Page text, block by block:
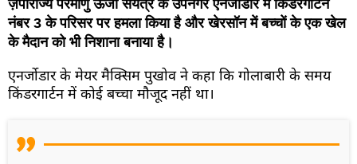
ज़पोरोज्ये परमाणु ऊर्जा संयंत्र के उपनगर एनर्जोडार में किंडरगार्टन
नंबर 3 के परिसर पर हमला किया है और खेरसॉन में बच्चों के एक खेल
के मैदान को भी निशाना बनाया है।
एनर्जोडार के मेयर मैक्सिम पुखोव ने कहा कि गोलाबारी के समय
किंडरगार्टन में कोई बच्चा मौजूद नहीं था।